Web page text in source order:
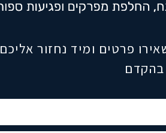
פרטים ומיד נחזור אליכם
בהקדם